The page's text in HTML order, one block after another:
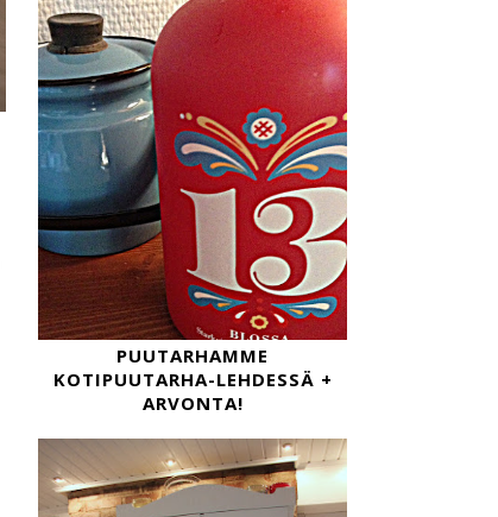
PUUTARHAMME
KOTIPUUTARHA-LEHDESSÄ +
ARVONTA!